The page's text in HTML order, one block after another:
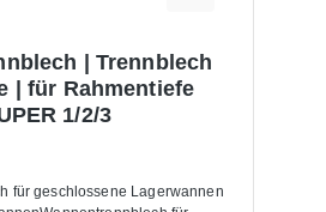
| Trennblech
| für Rahmentiefe
1/2/3
für geschlossene Lagerwannen